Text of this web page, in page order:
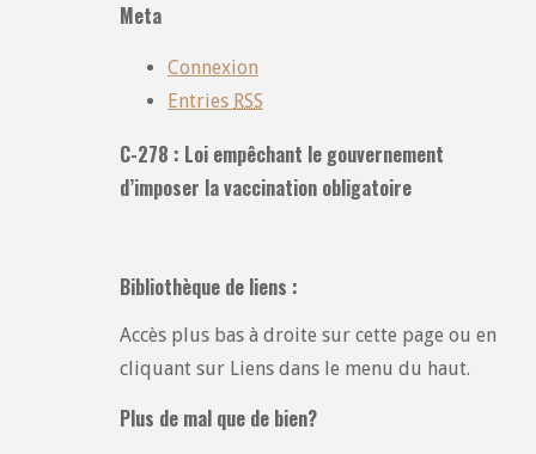
Meta
Connexion
Entries RSS
C-278 : Loi empêchant le gouvernement
d’imposer la vaccination obligatoire
Bibliothèque de liens :
Accès plus bas à droite sur cette page ou en
cliquant sur Liens dans le menu du haut.
Plus de mal que de bien?